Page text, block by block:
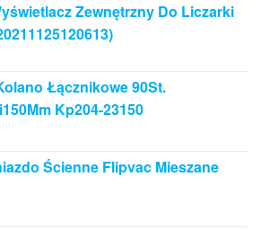
Zewnętrzny Do Liczarki
Łącznikowe 90St.
Kp204-23150
Ścienne Flipvac Mieszane